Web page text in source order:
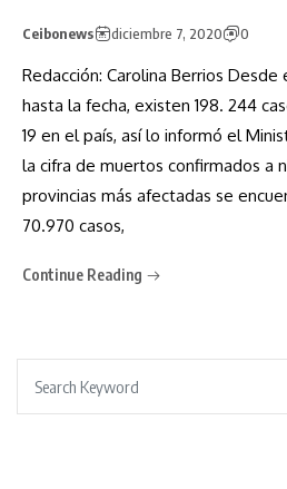
Ceibonews diciembre 7, 2020 0
Redacción: Carolina Berrios
hasta la fecha, existen 198. 244
19 en el país, así lo informó el
la cifra de muertos confirmados a
provincias más afectadas se
70.970 casos,
Continue Reading